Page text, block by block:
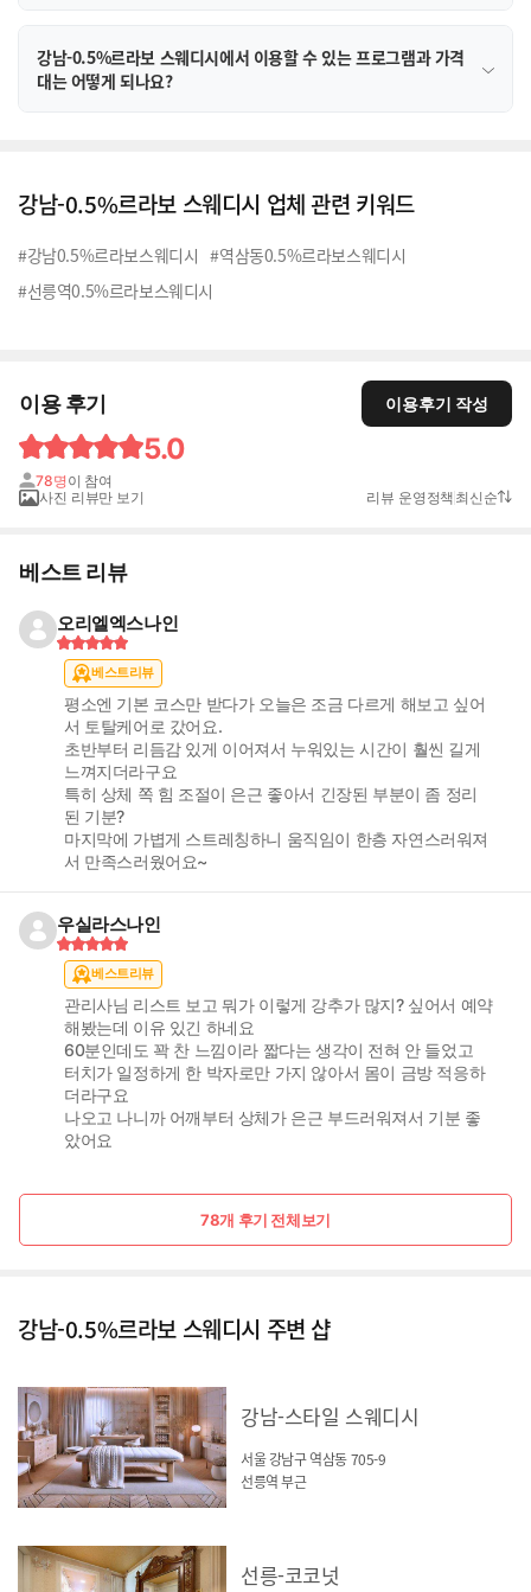
강남-0.5%르라보 스웨디시에서 이용할 수 있는 프로그램과 가격
대는 어떻게 되나요?
강남-0.5%르라보 스웨디시 업체 관련 키워드
#강남0.5%르라보스웨디시 #역삼동0.5%르라보스웨디시
#선릉역0.5%르라보스웨디시
이용 후기 이용후기 작성
5.0
78명 이 참여
사진 리뷰만 보기
리뷰 운영정책 최신순
베스트 리뷰
오리엘엑스나인
베스트리뷰
평소엔 기본 코스만 받다가 오늘은 조금 다르게 해보고 싶어
서 토탈케어로 갔어요.
초반부터 리듬감 있게 이어져서 누워있는 시간이 훨씬 길게
느껴지더라구요
특히 상체 쪽 힘 조절이 은근 좋아서 긴장된 부분이 좀 정리
된 기분?
마지막에 가볍게 스트레칭하니 움직임이 한층 자연스러워져
서 만족스러웠어요~
우실라스나인
베스트리뷰
관리사님 리스트 보고 뭐가 이렇게 강추가 많지? 싶어서 예약
해봤는데 이유 있긴 하네요
60분인데도 꽉 찬 느낌이라 짧다는 생각이 전혀 안 들었고
터치가 일정하게 한 박자로만 가지 않아서 몸이 금방 적응하
더라구요
나오고 나니까 어깨부터 상체가 은근 부드러워져서 기분 좋
았어요
78개 후기 전체보기
강남-0.5%르라보 스웨디시 주변 샵
강남-스타일 스웨디시
서울 강남구 역삼동 705-9
선릉역 부근
선릉-코코넛